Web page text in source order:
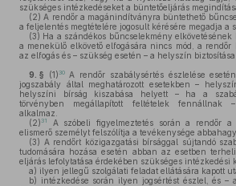
szükséges intézkedéseket a büntetőeljárás
(2) A rendőr a magánindítványra büntethető
a feljelentés megtételére jogosult kérésére megadja a
(3) Ha a szándékos bűncselekmény
a menekülő elkövető elfogására nincs mód, a
az elfogás és – szükség esetén – a helyszín biztosítása
9. § (1) 30A rendőr szabálysértés észlelése
jogszabály által meghatározott esetekben –
helyszíni bírság kiszabása helyett – ha a
törvényben megállapított feltételek fennállnak
alkalmaz.
(2) 31
A szóbeli figyelmeztetés során a rendőr a
elismerő személyt felszólítja a tevékenysége
(3) A rendőrt közigazgatási bírsággal sújtandó
tudomására hozása esetén abban az esetben
eljárás lefolytatása érdekében szükséges intézkedési
a) ilyen jellegű szolgálati feladat ellátására kapott
b) intézkedése során ilyen jogsértést észlel, és –